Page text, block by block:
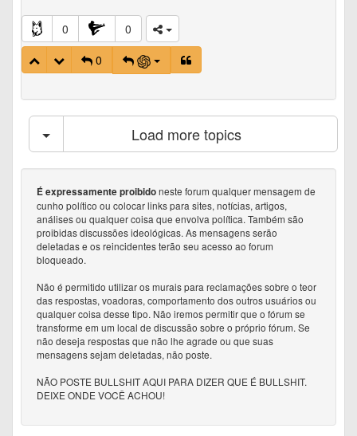
0
0
0
Load more topics
É expressamente proibidoneste forum qualquer mensagem de
cunho político ou colocar links para sites, notícias, artigos,
análises ou qualquer coisa que envolva política. Também são
proibidas discussões ideológicas. As mensagens serão
deletadas e os reincidentes terão seu acesso ao forum
bloqueado.
Não é permitido utilizar os murais para reclamações sobre o teor
das respostas, voadoras, comportamento dos outros usuários ou
qualquer coisa desse tipo. Não iremos permitir que o fórum se
transforme em um local de discussão sobre o próprio fórum. Se
não deseja respostas que não lhe agrade ou que suas
mensagens sejam deletadas, não poste.
NÃO POSTE BULLSHIT AQUI PARA DIZER QUE É BULLSHIT.
DEIXE ONDE VOCÊ ACHOU!